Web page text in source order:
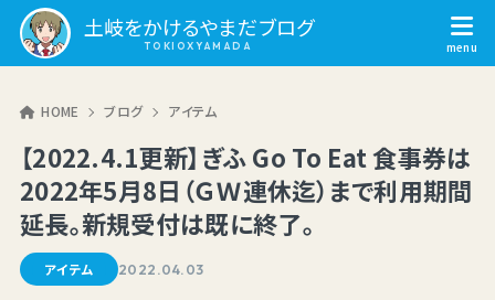
土岐をかけるやまだブログ
HOME ブログ アイテム
【2022.4.1更新】ぎふ Go To Eat 食事券は
2022年5月8日（ＧＷ連休迄）まで利用期間
延長。新規受付は既に終了。
2022.04.03
アイテム